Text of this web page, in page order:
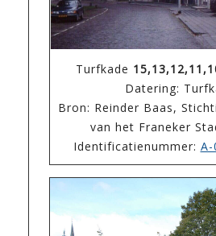
Turfkade
Datering:
Bron: Reinder Baas,
van het Franeker
Identificatienummer: